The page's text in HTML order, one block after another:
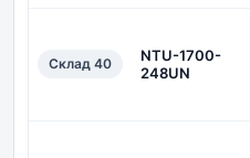
Склад 40
NTU-1700-
248UN